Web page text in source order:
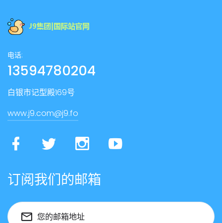
电话:
13594780204
白银市记型殿169号
www.j9.com@j9.fo
订阅我们的邮箱
您的邮箱地址